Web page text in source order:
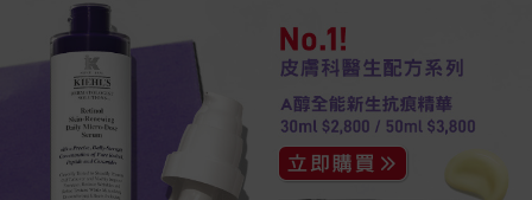
No.1!
皮膚科醫生配方系列
A醇全能新生抗痕精華
30ml $2,800 / 50ml $3,800